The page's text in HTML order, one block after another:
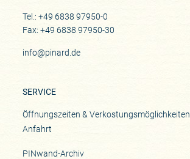
Tel.: +49 6838 97950-0
Fax: +49 6838 97950-30
info@pinard.de
SERVICE
Öffnungszeiten & Verkostungsmöglichkeiten
Anfahrt
PINwand-Archiv